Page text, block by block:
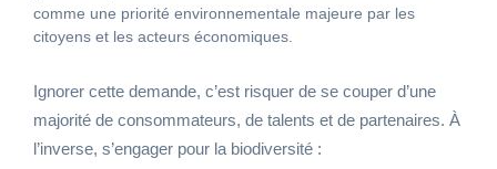
comme une priorité environnementale majeure par les
citoyens et les acteurs économiques.
Ignorer cette demande, c’est risquer de se couper d’une
majorité de consommateurs, de talents et de partenaires. À
l’inverse, s’engager pour la biodiversité :